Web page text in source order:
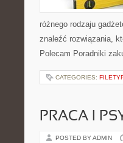
różnego rodzaju
znaleźć rozwiązania,
Polecam Poradniki
CATEGORIES:
PRACA I
POSTED BY ADMIN